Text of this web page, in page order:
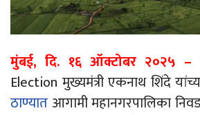
मुंबई, दि. १६ ऑक्टोबर २०२५ –
Election मुख्यमंत्रीएकनाथ शिंदे
ठाण्यात आगामीमहानगरपालिका